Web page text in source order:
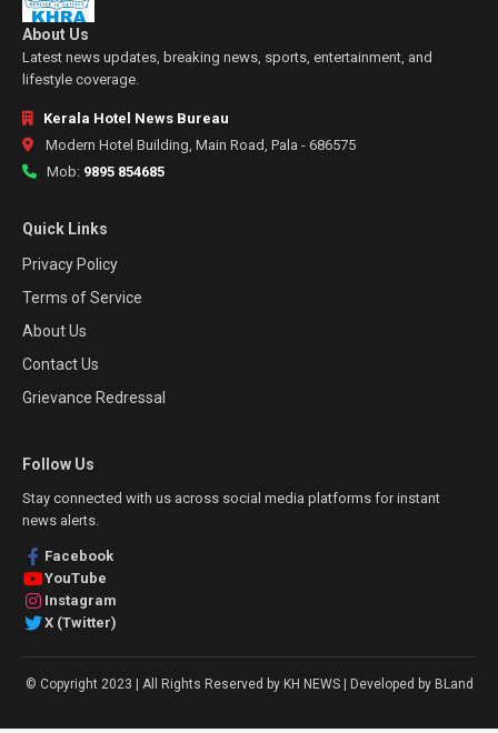
About Us
Latest news updates, breaking news, sports, entertainment, and
lifestyle coverage.
Kerala Hotel News Bureau
Modern Hotel Building, Main Road, Pala - 686575
Mob: 9895 854685
Quick Links
Privacy Policy
Terms of Service
About Us
Contact Us
Grievance Redressal
Follow Us
Stay connected with us across social media platforms for instant
news alerts.
Facebook
YouTube
Instagram
X (Twitter)
© Copyright 2023 | All Rights Reserved by KH NEWS | Developed by BLand